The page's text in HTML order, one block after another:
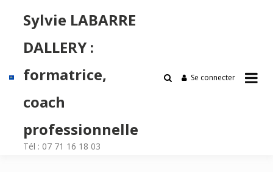
contenuSylvie LABARRE
DALLERY :
formatrice,
coach
professionnelle
Tél : 07 71 16 18 03
Se connecter